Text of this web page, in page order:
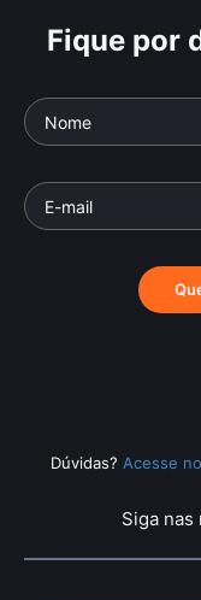
Fique por
Dúvidas? Acesse
Siga nas